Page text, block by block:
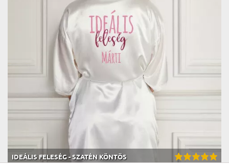
IDEÁLIS FELESÉG - SZATÉN KÖNTÖS